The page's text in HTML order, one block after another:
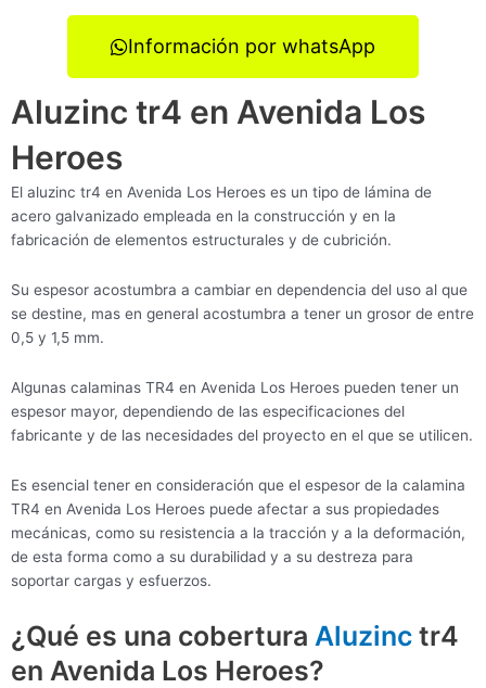
Información por whatsApp
Aluzinc tr4 en Avenida Los
Heroes
El aluzinc tr4 en Avenida Los Heroes es un tipo de lámina de
acero galvanizado empleada en la construcción y en la
fabricación de elementos estructurales y de cubrición.
Su espesor acostumbra a cambiar en dependencia del uso al que
se destine, mas en general acostumbra a tener un grosor de entre
0,5 y 1,5 mm.
Algunas calaminas TR4 en Avenida Los Heroes pueden tener un
espesor mayor, dependiendo de las especificaciones del
fabricante y de las necesidades del proyecto en el que se utilicen.
Es esencial tener en consideración que el espesor de la calamina
TR4 en Avenida Los Heroes puede afectar a sus propiedades
mecánicas, como su resistencia a la tracción y a la deformación,
de esta forma como a su durabilidad y a su destreza para
soportar cargas y esfuerzos.
¿Qué es una cobertura Aluzinc tr4
en Avenida Los Heroes?